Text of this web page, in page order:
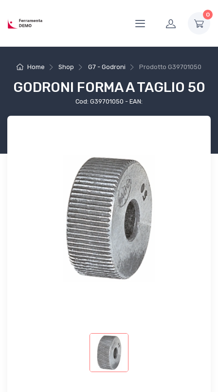
0
Home Shop G7 - Godroni ProdottoG39701050
GODRONI FORMA A TAGLIO 50
Cod: G39701050 - EAN: